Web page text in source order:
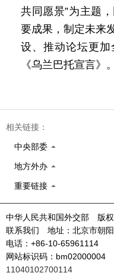
共同愿景”为主题
要成果，制定未来
设、推动论坛更
《乌兰巴托宣言》。
相关链接：
中央部委
地方外办
重要链接
中华人民共和国外交部 版
联系我们 地址：北京市朝
电话：+86-10-65961114
网站标识码：bm02000004
11040102700114